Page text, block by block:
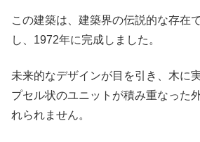
この建築は、建築界の伝説的な存在
し、1972年に完成しました。
未来的なデザインが目を引き、木に
プセル状のユニットが積み重なった
れられません。